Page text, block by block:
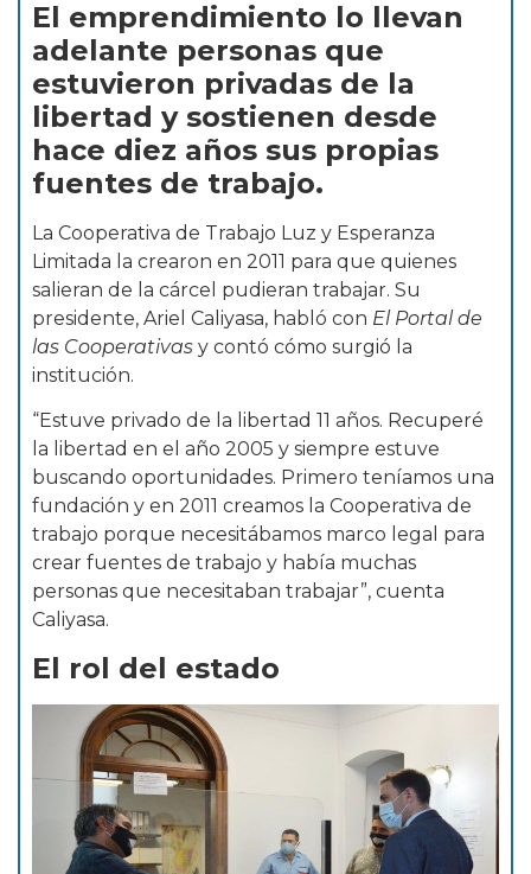
El emprendimiento lo llevan
adelante personas que
estuvieron privadas de la
libertad y sostienen desde
hace diez años sus propias
fuentes de trabajo.
La Cooperativa de Trabajo Luz y Esperanza
Limitada la crearon en 2011 para que quienes
salieran de la cárcel pudieran trabajar. Su
presidente, Ariel Caliyasa, habló con El Portal de
las Cooperativas y contó cómo surgió la
institución.
“Estuve privado de la libertad 11 años. Recuperé
la libertad en el año 2005 y siempre estuve
buscando oportunidades. Primero teníamos una
fundación y en 2011 creamos la Cooperativa de
trabajo porque necesitábamos marco legal para
crear fuentes de trabajo y había muchas
personas que necesitaban trabajar”, cuenta
Caliyasa.
El rol del estado